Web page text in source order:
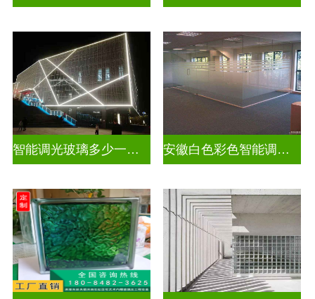
智能调光玻璃多少一平方米 安徽白色彩色智能调光玻璃厂家